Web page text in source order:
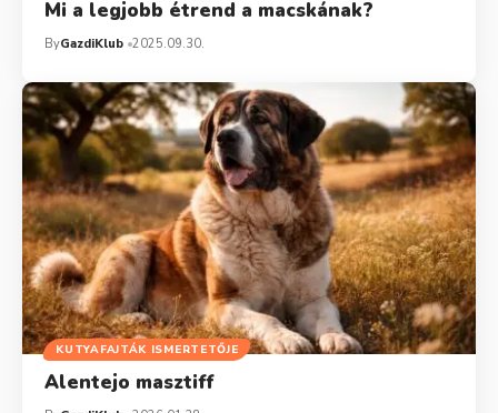
Mi a legjobb étrend a macskának?
ByGazdiKlub 2025.09.30.
KUTYAFAJTÁK ISMERTETŐJE
Alentejo masztiff